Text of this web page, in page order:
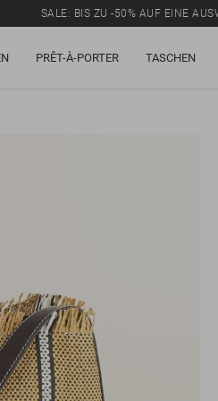
SALE: BIS ZU -50% AUF EINE
PRÊT-À-PORTER TASCHEN